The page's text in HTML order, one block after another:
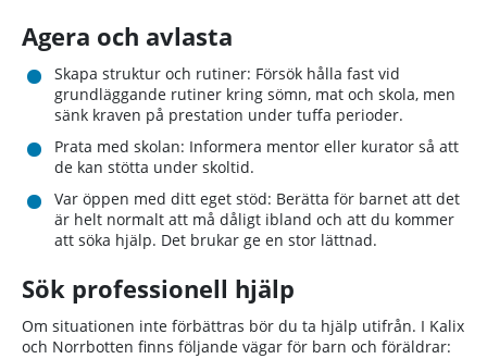
Agera och avlasta
Skapa struktur och rutiner: Försök hålla fast vid
grundläggande rutiner kring sömn, mat och skola, men
sänk kraven på prestation under tuffa perioder.
Prata med skolan: Informera mentor eller kurator så att
de kan stötta under skoltid.
Var öppen med ditt eget stöd: Berätta för barnet att det
är helt normalt att må dåligt ibland och att du kommer
att söka hjälp. Det brukar ge en stor lättnad.
Sök professionell hjälp
Om situationen inte förbättras bör du ta hjälp utifrån. I Kalix
och Norrbotten finns följande vägar för barn och föräldrar: